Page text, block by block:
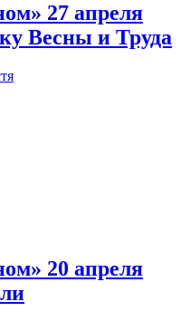
27 апреля
Весны и Труда
20 апреля